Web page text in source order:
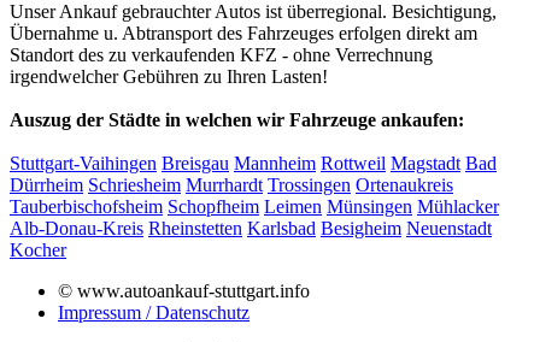
Unser Ankauf gebrauchter Autos ist überregional. Besichtigung,
Übernahme u. Abtransport des Fahrzeuges erfolgen direkt am
Standort des zu verkaufenden KFZ - ohne Verrechnung
irgendwelcher Gebühren zu Ihren Lasten!
Auszug der Städte in welchen wir Fahrzeuge ankaufen:
Stuttgart-Vaihingen Breisgau Mannheim Rottweil Magstadt Bad
Dürrheim Schriesheim Murrhardt Trossingen Ortenaukreis
Tauberbischofsheim Schopfheim Leimen Münsingen Mühlacker
Alb-Donau-Kreis Rheinstetten Karlsbad Besigheim Neuenstadt
Kocher
© www.autoankauf-stuttgart.info
Impressum / Datenschutz